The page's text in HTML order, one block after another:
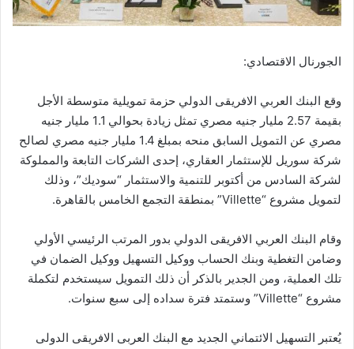
الجورنال الاقتصادي:
وقع البنك العربي الافريقى الدولي حزمة تمويلية متوسطة الأجل
بقيمة 2.57 مليار جنيه مصري تمثل زيادة بحوالي 1.1 مليار جنيه
مصري عن التمويل السابق منحه بمبلغ 1.4 مليار جنيه مصري لصالح
شركة سوريل للإستثمار العقاري، إحدى الشركات التابعة والمملوكة
لشركة السادس من أكتوبر للتنمية والاستثمار “سوديك”، وذلك
لتمويل مشروع “Villette” بمنطقة التجمع الخامس بالقاهرة.
وقام البنك العربي الافريقى الدولي بدور المرتب الرئيسي الأولي
وضامن التغطية وبنك الحساب ووكيل التسهيل ووكيل الضمان في
تلك العملية، ومن الجدير بالذكر أن ذلك التمويل سيستخدم لتكملة
مشروع “Villette” وستمتد فترة سداده إلى سبع سنوات.
يُعتبر التسهيل الائتماني الجديد مع البنك العربى الافريقى الدولى